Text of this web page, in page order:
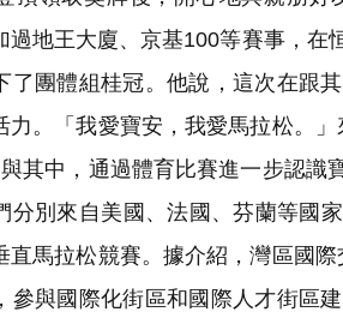
過地王大廈、京基100等賽事，在
了團體組桂冠。他說，這次在跟
力。「我愛寶安，我愛馬拉松。
其中，通過體育比賽進一步認
分別來自美國、法國、芬蘭等
直馬拉松競賽。據介紹，灣區國
參與國際化街區和國際人才街區